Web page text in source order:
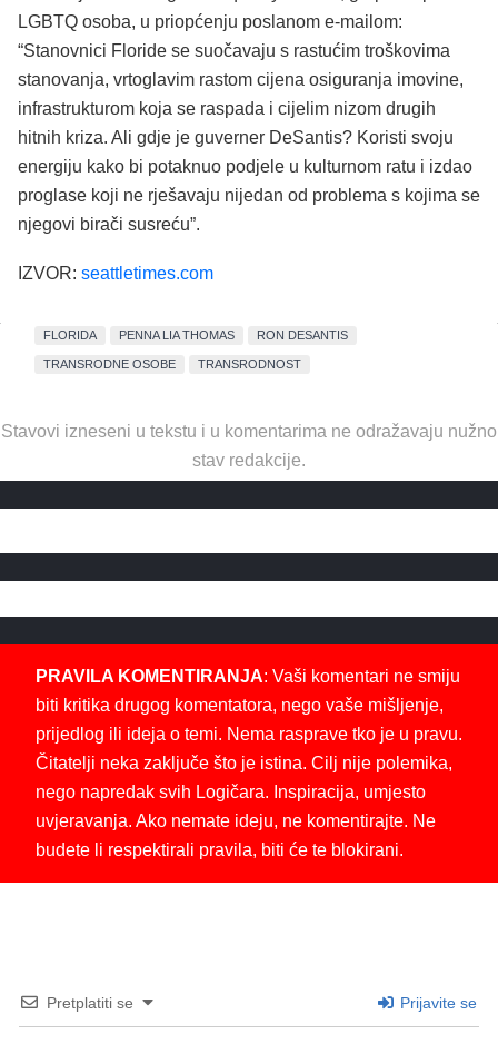
LGBTQ osoba, u priopćenju poslanom e-mailom:
“Stanovnici Floride se suočavaju s rastućim troškovima
stanovanja, vrtoglavim rastom cijena osiguranja imovine,
infrastrukturom koja se raspada i cijelim nizom drugih
hitnih kriza. Ali gdje je guverner DeSantis? Koristi svoju
energiju kako bi potaknuo podjele u kulturnom ratu i izdao
proglase koji ne rješavaju nijedan od problema s kojima se
njegovi birači susreću”.
IZVOR: seattletimes.com
FLORIDA PENNA LIA THOMAS RON DESANTIS
TRANSRODNE OSOBE TRANSRODNOST
Stavovi izneseni u tekstu i u komentarima ne odražavaju nužno
stav redakcije.
PRAVILA KOMENTIRANJA: Vaši komentari ne smiju
biti kritika drugog komentatora, nego vaše mišljenje,
prijedlog ili ideja o temi. Nema rasprave tko je u pravu.
Čitatelji neka zaključe što je istina. Cilj nije polemika,
nego napredak svih Logičara. Inspiracija, umjesto
uvjeravanja. Ako nemate ideju, ne komentirajte. Ne
budete li respektirali pravila, biti će te blokirani.
Pretplatiti se Prijavite se